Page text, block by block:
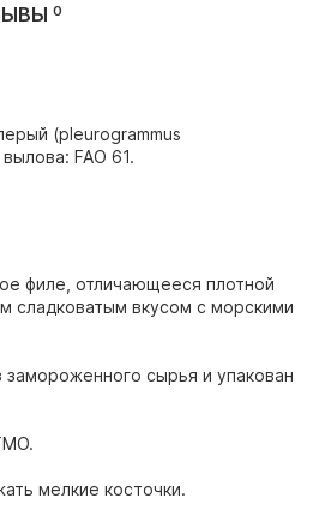
0
(pleurogrammus
FAO 61.
филе, отличающееся плотной
сладковатым вкусом с морскими
замороженного сырья и упакован
мелкие косточки.